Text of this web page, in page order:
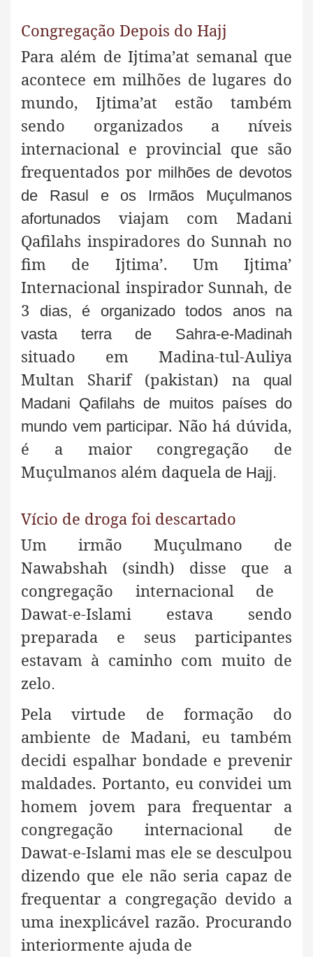
Congregação Depois do Hajj
Para além deIjtima’at semanal que
acontece em milhões de lugares do
mundo, Ijtima’at estão também
sendo organizados a níveis
internacional e provincial que são
frequentados por milhões de devotos
de Rasul e os Irmãos Muçulmanos
afortunados viajam com Madani
Qafilahs inspiradores do Sunnah no
fim de Ijtima’. Um Ijtima’
Internacional inspirador Sunnah, de
3
dias, é organizado todos anos na
vasta terra de Sahra-e-Madinah
situado em Madina-tul-Auliya
Multan Sharif (pakistan) na
qual
Madani Qafilahs de muitos países do
mundo vem participar. Não há dúvida,
é a maior congregação de
Muçulmanos além daquela de Hajj.
Vício de droga foi descartado
Um irmão Muçulmano de
Nawabshah (sindh) disse que a
congregação internacional de
Dawat-e-Islami estava sendo
preparada e seus participantes
estavam à caminho com muito de
zelo.
Pela virtude de formação do
ambiente de Madani, eu também
decidi espalhar bondade e prevenir
maldades. Portanto, eu convidei um
homem jovem para frequentar a
congregação internacional de
Dawat-e-Islami mas ele se desculpou
dizendo que ele não seria capaz de
frequentar a congregação devido a
uma inexplicável razão. Procurando
interiormente ajuda de